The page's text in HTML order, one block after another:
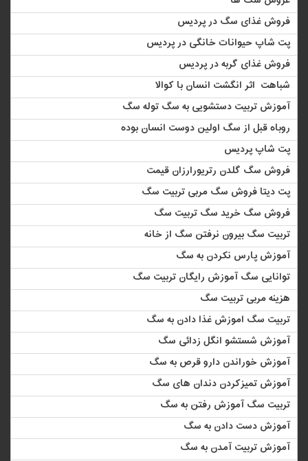
فروش غذای سگ در پردیس
پت شاپ حیوانات خانگی در پردیس
فروش غذای گربه در پردیس
شباهت اثر انگشت انسان با کوالا
آموزش تربیت دستشویی به سگ توله سگ
روباه قبل از سگ اولین دوست انسان بوده
پت شاپ پردیس
فروش سگ گلدن رتریورارزان قیمت
پت دیتا فروش سگ مربی تربیت سگ
فروش سگ خرید سگ تربیت سگ
تربیت سگ بیرون نرفتن سگ از خانه
آموزش پارس نکردن به سگ
توانایی سگ آموزش رایگان تربیت سگ
هزینه مربی تربیت سگ
تربیت سگ اموزش ‏غذا دادن به سگ
آموزش شستشو انگل زدائی سگ
آموزش خوراندن دارو قرص به سگ
آموزش تمیزکردن دندان های سگ
تربیت سگ آموزش رفتن به سگ
آموزش دست دادن به سگ
آموزش تربیت آمدن به سگ